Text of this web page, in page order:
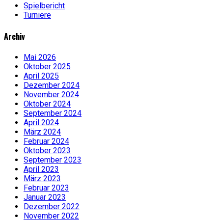
Spielbericht
Turniere
Archiv
Mai 2026
Oktober 2025
April 2025
Dezember 2024
November 2024
Oktober 2024
September 2024
April 2024
März 2024
Februar 2024
Oktober 2023
September 2023
April 2023
März 2023
Februar 2023
Januar 2023
Dezember 2022
November 2022